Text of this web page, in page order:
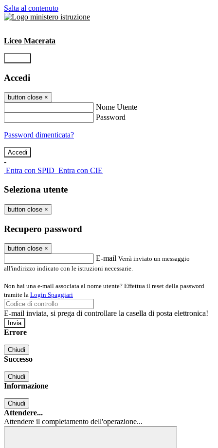
Salta al contenuto
Liceo Macerata
Accedi
button close ×
Nome Utente
Password
Password dimenticata?
-
Entra con SPID Entra con CIE
Seleziona utente
button close ×
Recupero password
button close ×
E-mail Verrà inviato un messaggio
all'indirizzo indicato con le istruzioni necessarie.
Non hai una e-mail associata al nome utente? Effettua il reset della password
tramite la Login Spaggiari
E-mail inviata, si prega di controllare la casella di posta elettronica!
Errore
Chiudi
Successo
Chiudi
Informazione
Chiudi
Attendere...
Attendere il completamento dell'operazione...